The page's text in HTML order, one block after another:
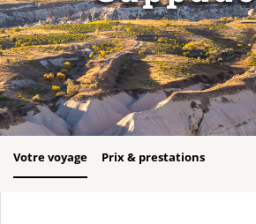
Votre voyage Prix & prestations